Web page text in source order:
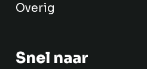
Overig
Snel naar